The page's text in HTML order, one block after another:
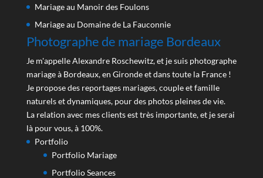
Mariage au Manoir des Foulons
Mariage au Domaine de La Fauconnie
Photographe de mariage Bordeaux
Je m'appelle Alexandre Roschewitz, et je suis photographe
mariage à Bordeaux, en Gironde et dans toute la France !
Je propose des reportages mariages, couple et famille
naturels et dynamiques, pour des photos pleines de vie.
La relation avec mes clients est très importante, et je serai
là pour vous, à 100%.
Portfolio
Portfolio Mariage
Portfolio Seances